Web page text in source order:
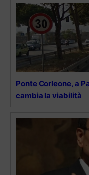
Ponte Corleone, a
cambia la viabilità